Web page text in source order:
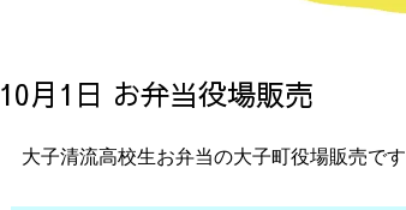
10月1日 お弁当役場販売
大子清流高校生お弁当の大子町役場販売です